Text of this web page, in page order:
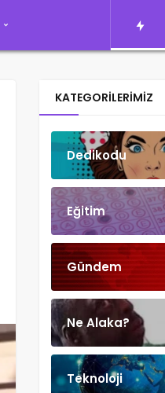
KATEGORILERIMIZ
Dedikodu
Eğitim
Gündem
Ne Alaka?
Teknoloji